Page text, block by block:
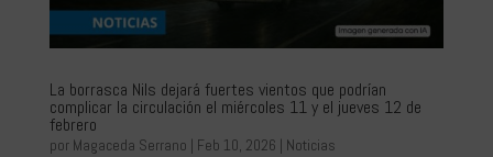
La borrasca Nils dejará fuertes vientos que podrían
complicar la circulación el miércoles 11 y el jueves 12 de
febrero
por Magaceda Serrano Feb 10, 2026
Noticias